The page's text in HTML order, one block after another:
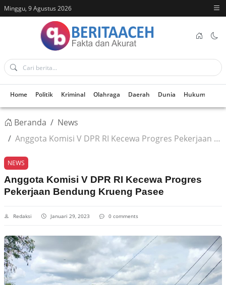
Minggu, 9 Agustus 2026
Home Politik Kriminal Olahraga Daerah Dunia Hukum
Beranda
News
Anggota Komisi V DPR RI Kecewa Progres Pekerjaan Bendung Krueng Pasee
NEWS
Anggota Komisi V DPR RI Kecewa Progres
Pekerjaan Bendung Krueng Pasee
Redaksi Januari 29, 2023 0 comments